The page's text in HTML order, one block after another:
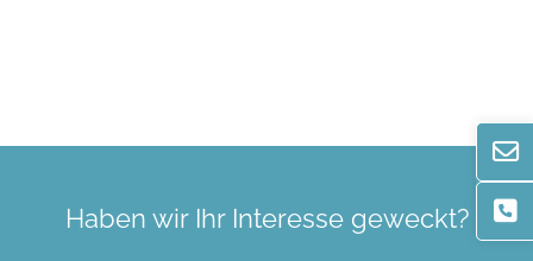
Haben wir Ihr Interesse geweckt?